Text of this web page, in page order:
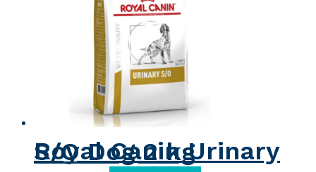
Royal Canin Urinary S/O Dog 2 kg